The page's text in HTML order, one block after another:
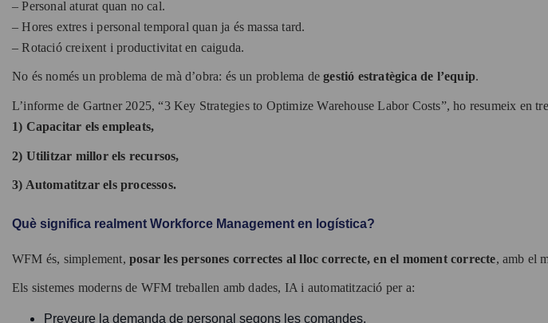
– Personal aturat quan no cal.
– Hores extres i personal temporal quan ja és massa tard.
– Rotació creixent i productivitat en caiguda.
No és només un problema de mà d’obra: és un problema degestió estratègica de l’equip.
L’informe de Gartner 2025, “3 Key Strategies to Optimize Warehouse Labor Costs”, ho resumeix en
1) Capacitar els empleats,
2) Utilitzar millor els recursos,
3) Automatitzar els processos.
Què significa realment Workforce Management en logística?
WFM és, simplement, posar les persones correctes al lloc correcte, en el moment correcte, amb el
Els sistemes moderns de WFM treballen amb dades, IA i automatització per a:
Preveure la demanda de personal segons les comandes.